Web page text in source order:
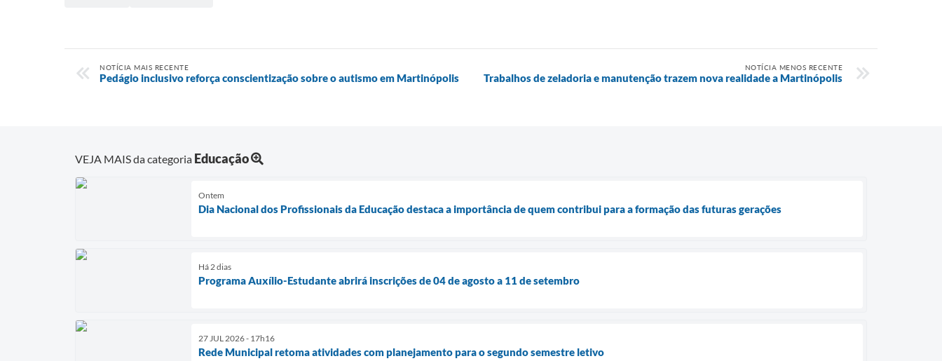
NOTÍCIA MAIS RECENTE
Pedágio inclusivo reforça conscientização sobre o autismo em Martinópolis
NOTÍCIA MENOS RECENTE
Trabalhos de zeladoria e manutenção trazem nova realidade a Martinópolis
VEJA MAIS da categoria Educação
Ontem
Dia Nacional dos Profissionais da Educação destaca a importância de quem contribui para a formação das futuras gerações
Há 2 dias
Programa Auxílio-Estudante abrirá inscrições de 04 de agosto a 11 de setembro
27 JUL 2026 - 17h16
Rede Municipal retoma atividades com planejamento para o segundo semestre letivo